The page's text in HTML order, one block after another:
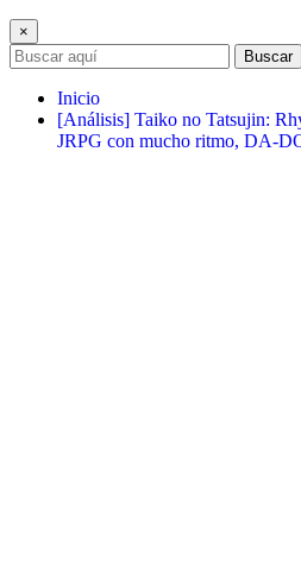
×
Buscar
Inicio
[Análisis] Taiko no Tatsujin:
JRPG con mucho ritmo, DA-